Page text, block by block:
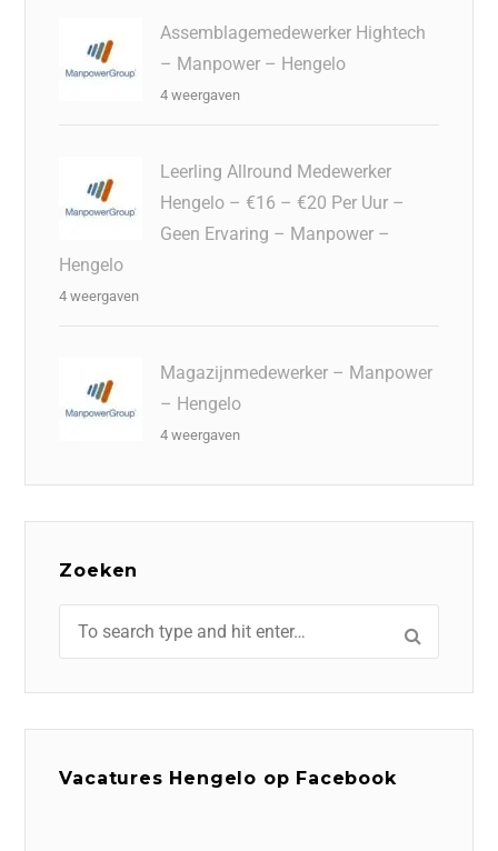
Assemblagemedewerker Hightech
– Manpower – Hengelo
4 weergaven
Leerling Allround Medewerker
Hengelo – €16 – €20 Per Uur –
Geen Ervaring – Manpower –
Hengelo
4 weergaven
Magazijnmedewerker – Manpower
– Hengelo
4 weergaven
Zoeken
Vacatures Hengelo op Facebook